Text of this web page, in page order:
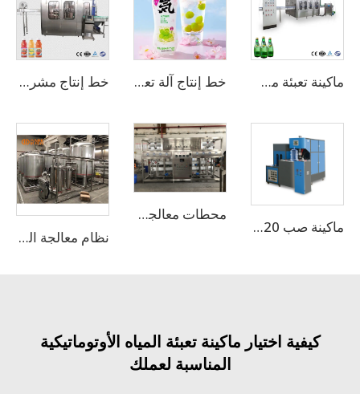
ماكينة تعبئة مشروبات غازية في زجاجات زجاجية بسعة 5000 زجاجة في الساعة خط إنتاج آلة تعبئة المشروبات الغازية CSD خط إنتاج مشروبات عصير الفواكه الطازجة
ماكينة صب 20 لتر/5 جالون
محطات معالجة المياه بنظام التناضح العكسي (RO)
نظام معالجة المياه بالتناضح العكسي من 1 إلى 100 طن
كيفية اختيار ماكينة تعبئة المياه الأوتوماتيكية
المناسبة لعملك